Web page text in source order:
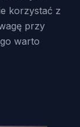
korzystać z
przy
warto